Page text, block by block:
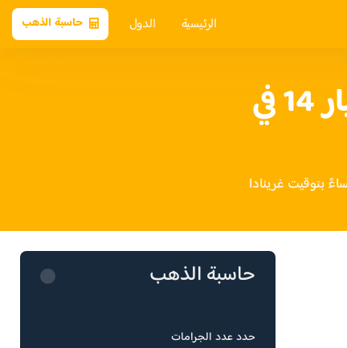
الرئيسية الدول حاسبة الذهب
سعر الذهب عيار 14 في
حاسبة الذهب
حدد عدد الجرامات